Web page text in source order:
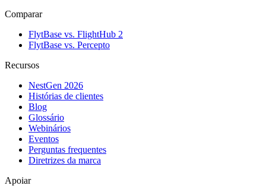
Comparar
FlytBase vs. FlightHub 2
FlytBase vs. Percepto
Recursos
NestGen 2026
Histórias de clientes
Blog
Glossário
Webinários
Eventos
Perguntas frequentes
Diretrizes da marca
Apoiar